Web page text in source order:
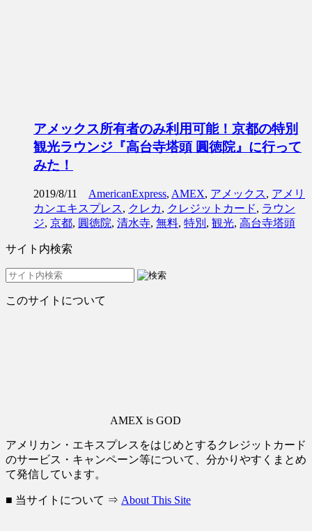
アメックス所有者のみ利用可能！京都の特別
観光ラウンジ『高台寺塔頭 圓徳院』に行って
みた！
2019/8/11 AmericanExpress, AMEX, アメックス, アメリ
カンエキスプレス, クレカ, クレジットカード, ラウン
ジ, 京都, 圓徳院, 清水寺, 無料, 特別 , 観光, 高台寺塔頭
サイト内検索
このサイトについて
AMEX is GOD
アメリカン・エキスプレスをはじめとするクレジットカード
のサービス・キャンペーン等について、分かりやすくまとめ
て発信しています。
■ 当サイトについて ⇒ About This Site